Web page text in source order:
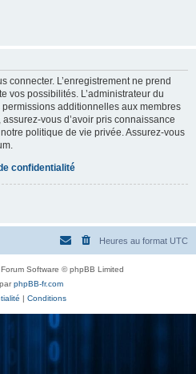
connecter. L’enregistrement ne prend
vos possibilités. L’administrateur du
additionnelles aux membres
vous d’avoir pris connaissance
politique de vie privée. Assurez-vous
confidentialité
Heures au format UTC
Software © phpBB Limited
phpBB-fr.com
| Conditions